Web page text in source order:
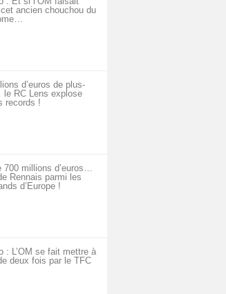
ancien chouchou du
d’euros de plus-
RC Lens explose
records !
700 millions d’euros…
Rennais parmi les
d’Europe !
: L’OM se fait mettre à
deux fois par le TFC